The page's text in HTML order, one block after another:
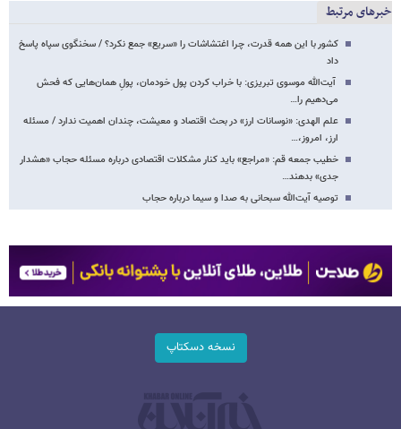
خبرهای مرتبط
کشور با این همه قدرت، چرا اغتشاشات را «سریع» جمع نکرد؟ / سخنگوی سپاه پاسخ
داد
آیت‌الله موسوی تبریزی: با خراب کردن پول خودمان، پولِ همان‌هایی که فحش
می‌دهیم را…
علم الهدی: «نوسانات ارز» در بحث اقتصاد و معیشت، چندان اهمیت ندارد / مسئله
ارز، امروز،…
خطیب جمعه قم: «مراجع» باید کنار مشکلات اقتصادی درباره مسئله حجاب «هشدار
جدی» بدهند…
توصیه آیت‌الله سبحانی به صدا و سیما درباره حجاب
نسخه دسکتاپ